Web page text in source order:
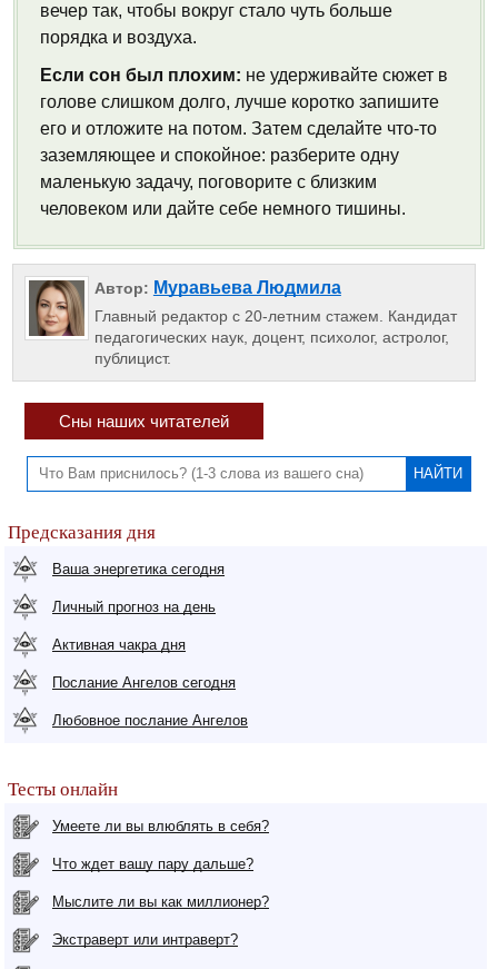
вечер так, чтобы вокруг стало чуть больше
порядка и воздуха.
Если сон был плохим: не удерживайте сюжет в
голове слишком долго, лучше коротко запишите
его и отложите на потом. Затем сделайте что-то
заземляющее и спокойное: разберите одну
маленькую задачу, поговорите с близким
человеком или дайте себе немного тишины.
Автор: Муравьева Людмила
Главный редактор с 20-летним стажем. Кандидат
педагогических наук, доцент, психолог, астролог,
публицист.
Сны наших читателей
Предсказания дня
Ваша энергетика сегодня
Личный прогноз на день
Активная чакра дня
Послание Ангелов сегодня
Любовное послание Ангелов
Тесты онлайн
Умеете ли вы влюблять в себя?
Что ждет вашу пару дальше?
Мыслите ли вы как миллионер?
Экстраверт или интраверт?